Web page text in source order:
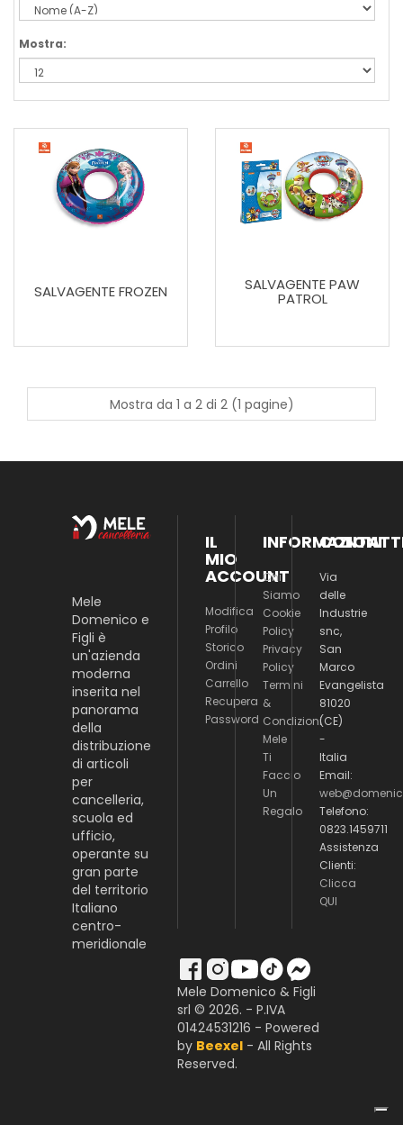
Mostra:
SALVAGENTE FROZEN SALVAGENTE PAW
PATROL
Mostra da 1 a 2 di 2 (1 pagine)
Mele
Domenico e
Figli è
un'azienda
moderna
inserita nel
panorama
della
distribuzione
di articoli
per
cancelleria,
scuola ed
ufficio,
operante su
gran parte
del territorio
Italiano
centro-
meridionale
IL
MIO
ACCOUNT
Modifica
Profilo
Storico
Ordini
Carrello
Recupera
Password
INFORMAZIONI
Chi
Siamo
Cookie
Policy
Privacy
Policy
Termini
&
Condizioni
Mele
Ti
Faccio
Un
Regalo
Via
delle
Industrie
snc,
San
Marco
Evangelista
81020
(CE)
-
Italia
Email:
Telefono:
0823.1459711
Assistenza
Clienti:
Clicca
QUI
Mele Domenico & Figli
srl © 2026. - P.IVA
01424531216 - Powered
by Beexel- All Rights
Reserved.